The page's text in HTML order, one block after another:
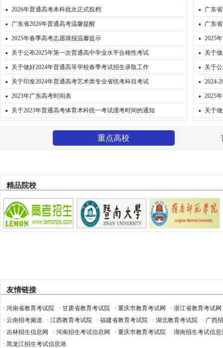
· 2026年普通高考本科批次正式投档
· 广东省2026年普通高考温馨提醒
· 2025年春季高考志愿填报温馨提示
· 关于公布2025年第一次普通高中学业水平合格性考试
· 关于做好2024年普通高等学校春季考试招生录取工作
· 关于印发2024年普通高考艺术类专业省统考科目考试
· 2023年广东高考时间表
· 关于2023年普通高考体育术科统一考试缓考时间的通知
· 广东
· 广东
· 2025
· 关于
· 关于
· 2024-
· 2025
· 关于
重点高校
精品院校
友情链接
· 河南省教育考试院 · 甘肃省教育考试院 · 重庆市教育考试网
· 浙江省教育考试网
· 云南招考频道
· 江西教育考试院 · 福建省教育考试院 · 湖北教育考试院
· 广西
· 吉林招生信息网
· 河南招生考试信息网 · 重庆市教育考试院
· 湖南招生考试信息
· 黑龙江招生考试信息港